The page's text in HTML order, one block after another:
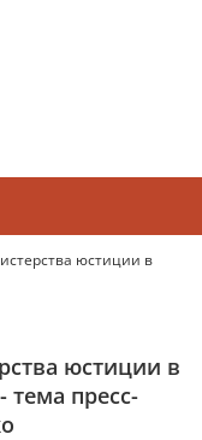
юстиции в
юстиции в
тема пресс-